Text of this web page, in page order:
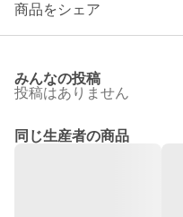
商品をシェア
みんなの投稿
投稿はありません
同じ生産者の商品